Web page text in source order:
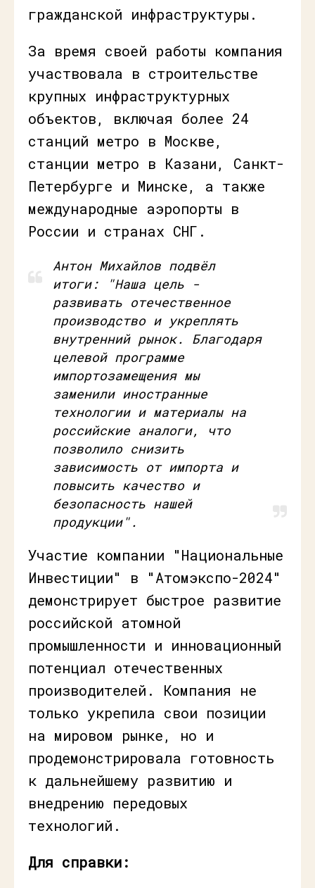
гражданской инфраструктуры.
За время своей работы компания
участвовала в строительстве
крупных инфраструктурных
объектов, включая более 24
станций метро в Москве,
станции метро в Казани, Санкт-
Петербурге и Минске, а также
международные аэропорты в
России и странах СНГ.
Антон Михайлов подвёл
итоги: "Наша цель -
развивать отечественное
производство и укреплять
внутренний рынок. Благодаря
целевой программе
импортозамещения мы
заменили иностранные
технологии и материалы на
российские аналоги, что
позволило снизить
зависимость от импорта и
повысить качество и
безопасность нашей
продукции".
Участие компании "Национальные
Инвестиции" в "Атомэкспо-2024"
демонстрирует быстрое развитие
российской атомной
промышленности и инновационный
потенциал отечественных
производителей. Компания не
только укрепила свои позиции
на мировом рынке, но и
продемонстрировала готовность
к дальнейшему развитию и
внедрению передовых
технологий.
Для справки: